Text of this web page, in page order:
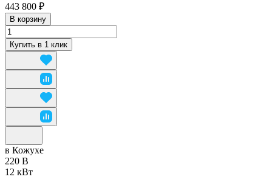
443 800 ₽
В корзину
Купить в 1 клик
в Кожухе
220 В
12 кВт